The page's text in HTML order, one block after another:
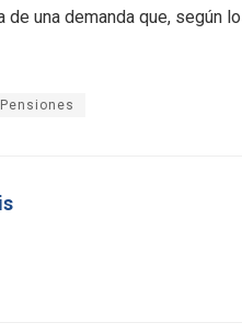
una demanda que, según
Pensiones